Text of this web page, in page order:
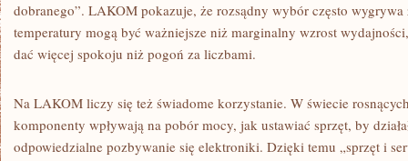
dobranego”. LAKOM pokazuje, że rozsądny wybór często wygrywa
temperatury mogą być ważniejsze niż marginalny wzrost
dać więcej spokoju niż pogoń za liczbami.
Na LAKOM liczy się też świadome korzystanie. W świecie
komponenty wpływają na pobór mocy, jak ustawiać sprzęt, by
odpowiedzialne pozbywanie się elektroniki. Dzięki temu „sprzęt i